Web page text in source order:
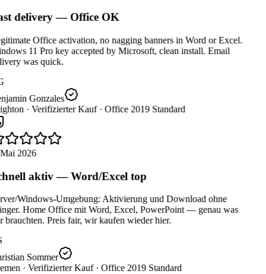
delivery — Office OK
Office activation, no nagging banners in Word or Excel.
11 Pro key accepted by Microsoft, clean install. Email
was quick.
Gonzales
· Verifizierter Kauf · Office 2019 Standard
2026
aktiv — Word/Excel top
Windows-Umgebung: Aktivierung und Download ohne
Home Office mit Word, Excel, PowerPoint — genau was
Preis fair, wir kaufen wieder hier.
Sommer
· Verifizierter Kauf · Office 2019 Standard